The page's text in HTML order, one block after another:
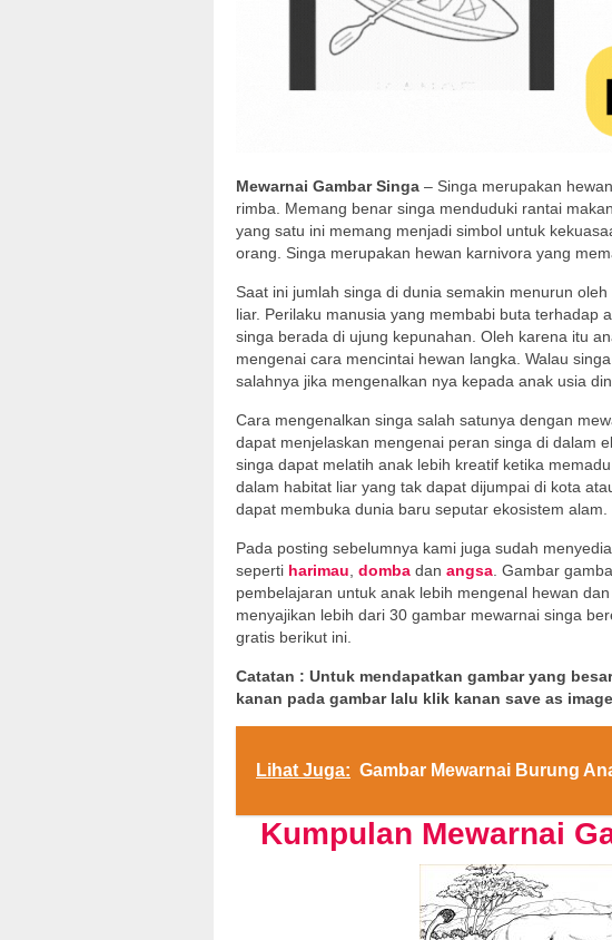
Mewarnai Gambar Singa – Singa merupakan
rimba. Memang benar singa menduduki rantai
yang satu ini memang menjadi simbol untuk
orang. Singa merupakan hewan karnivora yang
Saat ini jumlah singa di dunia semakin menurun
liar. Perilaku manusia yang membabi buta terhadap
singa berada di ujung kepunahan. Oleh karena itu
mengenai cara mencintai hewan langka. Walau
salahnya jika mengenalkan nya kepada anak usia
Cara mengenalkan singa salah satunya dengan
dapat menjelaskan mengenai peran singa di dalam
singa dapat melatih anak lebih kreatif ketika
dalam habitat liar yang tak dapat dijumpai di kota
dapat membuka dunia baru seputar ekosistem alam.
Pada posting sebelumnya kami juga sudah
seperti harimau domba dan angsa . Gambar
pembelajaran untuk anak lebih mengenal hewan
menyajikan lebih dari 30 gambar mewarnai singa
gratis berikut ini.
Catatan : Untuk mendapatkan gambar yang
kanan pada gambar lalu klik kanan save as
Lihat Juga: Gambar Mewarnai Burung
Kumpulan Mewarnai